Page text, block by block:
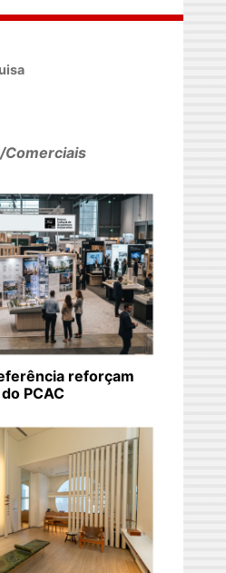
reforçam
PCAC